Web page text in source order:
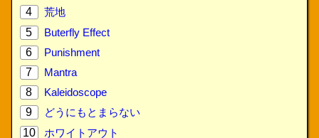
4
荒地
5
Buterfly Effect
6
Punishment
7
Mantra
8
Kaleidoscope
9
どうにもとまらない
10
ホワイトアウト